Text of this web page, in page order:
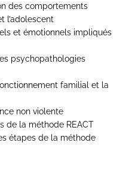
des comportements
l’adolescent
et émotionnels impliqués
psychopathologies
familial et la
non violente
de la méthode REACT
étapes de la méthode